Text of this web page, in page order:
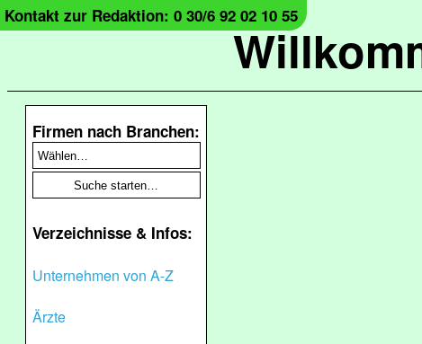
Kontakt zur Redaktion: 0 30/6 92 02 10 55
Firmen nach Branchen:
Verzeichnisse & Infos:
Unternehmen von A-Z
Ärzte